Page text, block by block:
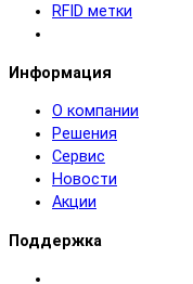
RFID метки
Информация
О компании
Решения
Сервис
Новости
Акции
Поддержка